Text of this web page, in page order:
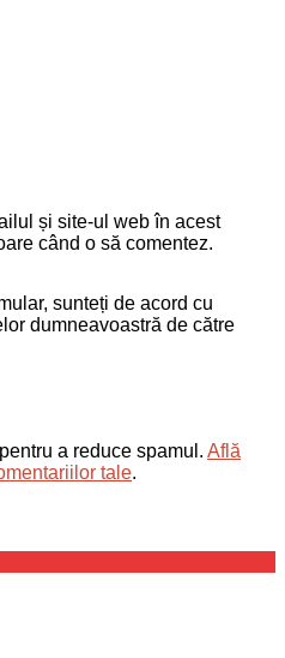
și site-ul web în acest
când o să comentez.
sunteți de acord cu
dumneavoastră de către
a reduce spamul. Află
tale.